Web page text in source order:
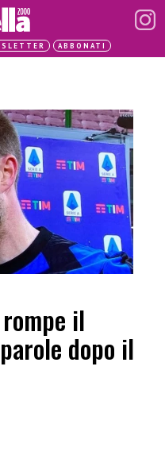
ABBONATI
il
dopo il